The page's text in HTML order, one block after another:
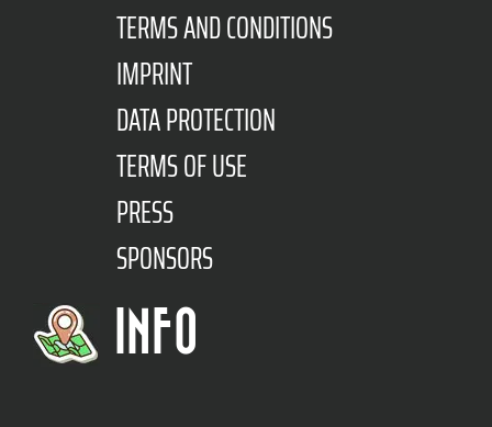
TERMS AND CONDITIONS
IMPRINT
DATA PROTECTION
TERMS OF USE
PRESS
SPONSORS
INFO